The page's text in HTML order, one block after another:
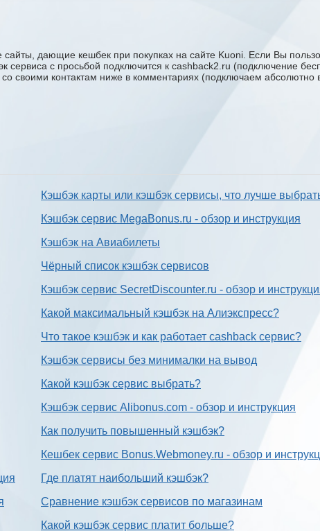
дающие кешбек при покупках на сайте Kuoni. Если Вы
сервиса с проcьбой подключится к cashback2.ru (подключение
со своими контактам ниже в комментариях (подключаем
Кэшбэк карты или кэшбэк сервисы, что лучше
Кэшбэк сервис MegaBonus.ru - обзор и инструкция
Кэшбэк на Авиабилеты
Чёрный список кэшбэк сервисов
Кэшбэк сервис SecretDiscounter.ru - обзор и
Какой максимальный кэшбэк на Алиэкспресс?
Что такое кэшбэк и как работает cashback сервис?
Кэшбэк сервисы без минималки на вывод
Какой кэшбэк сервис выбрать?
Кэшбэк сервис Alibonus.com - обзор и инструкция
Как получить повышенный кэшбэк?
Кешбек сервис Bonus.Webmoney.ru - обзор и
Где платят наибольший кэшбэк?
Сравнение кэшбэк сервисов по магазинам
Какой кэшбэк сервис платит больше?